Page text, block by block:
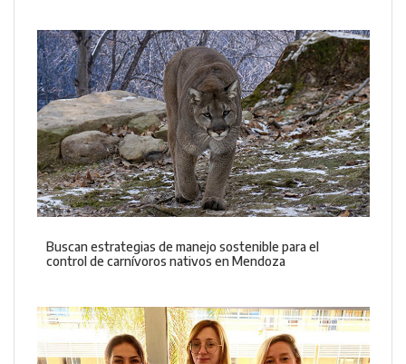
Buscan estrategias de manejo sostenible para el
control de carnívoros nativos en Mendoza